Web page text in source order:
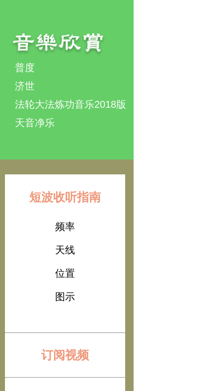
普度
济世
法轮大法炼功音乐2018版
天音净乐
短波收听指南
频率
天线
位置
图示
订阅视频